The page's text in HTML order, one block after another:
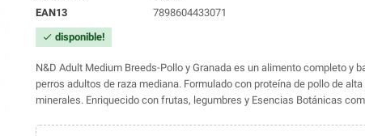
EAN13
7898604433071
check disponible!
N&D Adult Medium Breeds-Pollo y Granada es un alimento completo y
perros adultos de raza mediana. Formulado con proteína de pollo de
minerales. Enriquecido con frutas, legumbres y Esencias Botánicas